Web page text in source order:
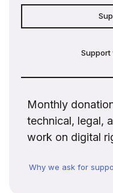
Monthly
technical, legal,
work on digital
Why we ask for